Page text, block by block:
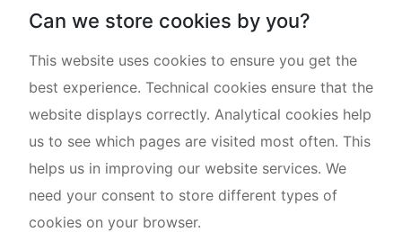
Can we store cookies by you?
This website uses cookies to ensure you get the
best experience. Technical cookies ensure that the
website displays correctly. Analytical cookies help
us to see which pages are visited most often. This
helps us in improving our website services. We
need your consent to store different types of
cookies on your browser.